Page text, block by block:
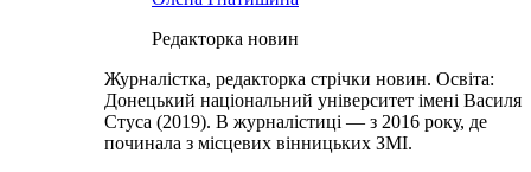
Редакторка новин
Журналістка, редакторка стрічки новин. Освіта:
Донецький національний університет імені Василя
Стуса (2019). В журналістиці — з 2016 року, де
починала з місцевих вінницьких ЗМІ.